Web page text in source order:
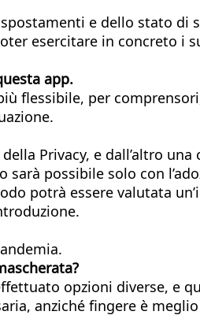
e dello stato di
esercitare in concreto i
app.
flessibile, per
Privacy, e dall’altro
possibile solo con
potrà essere valutata
opzioni diverse, e
anziché fingere è